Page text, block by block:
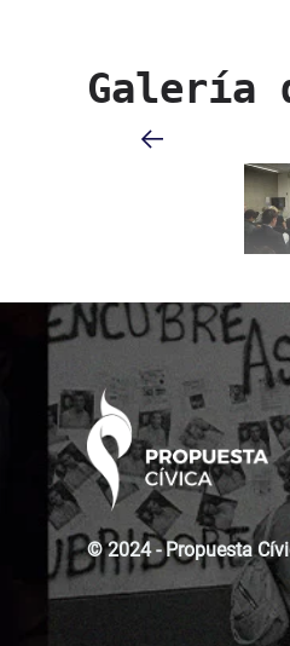
Galería
© 2024 - Propuesta